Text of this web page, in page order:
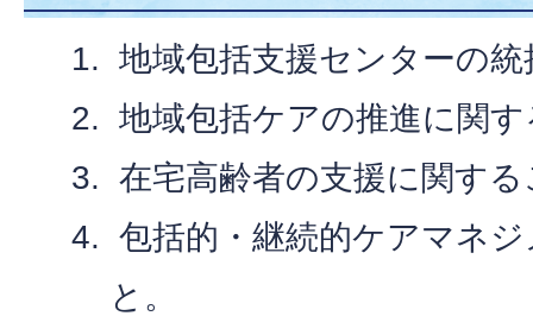
地域包括支援センターの
地域包括ケアの推進に関
在宅高齢者の支援に関す
包括的・継続的ケアマネ
と。